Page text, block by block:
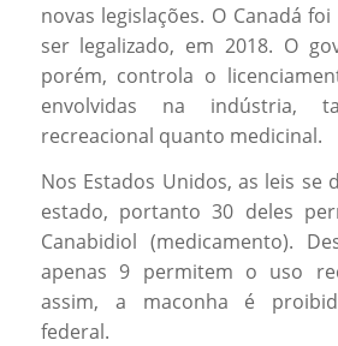
novas legislações. O Canadá
ser legalizado, em 2018. O
porém, controla o
envolvidas na indústria,
recreacional quanto medicinal.
Nos Estados Unidos, as leis se
estado, portanto 30 deles
Canabidiol (medicamento).
apenas 9 permitem o uso
assim, a maconha é
federal.